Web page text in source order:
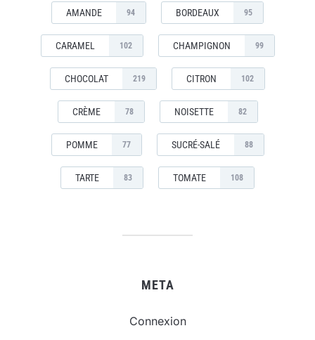
AMANDE 94 BORDEAUX 95
CARAMEL 102 CHAMPIGNON 99
CHOCOLAT 219 CITRON 102
CRÈME 78 NOISETTE 82
POMME 77 SUCRÉ-SALÉ 88
TARTE 83 TOMATE 108
META
Connexion